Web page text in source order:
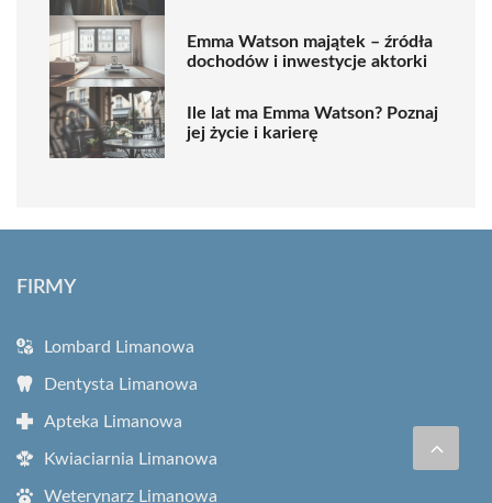
Emma Watson majątek – źródła
dochodów i inwestycje aktorki
Ile lat ma Emma Watson? Poznaj
jej życie i karierę
FIRMY
Lombard Limanowa
Dentysta Limanowa
Apteka Limanowa
Kwiaciarnia Limanowa
Weterynarz Limanowa